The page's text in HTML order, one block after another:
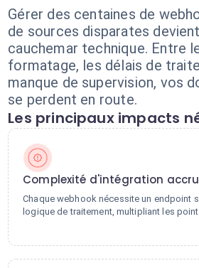
Gérer des centaines de
de sources disparates
cauchemar technique. Entre
formatage, les délais de
manque de supervision, vos
se perdent en route.
Les principaux impacts
Complexité d'intégration
Chaque webhook nécessite un endpoint
logique de traitement, multipliant les